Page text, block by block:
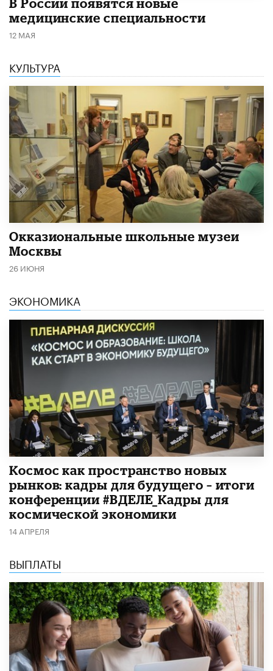
медицинские специальности
12 МАЯ
КУЛЬТУРА
​Окказиональные школьные музеи
Москвы
26 ИЮНЯ
ЭКОНОМИКА
Космос как пространство новых
рынков: кадры для будущего – итоги
конференции #ВДЕЛЕ_Кадры для
космической экономики
14 АПРЕЛЯ
ВЫПЛАТЫ